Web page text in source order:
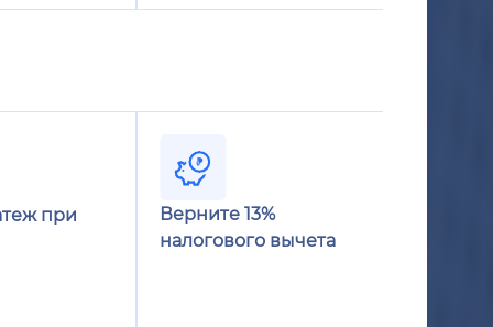
при
Верните 13%
налогового вычета